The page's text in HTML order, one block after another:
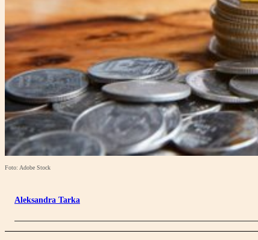
Foto: Adobe Stock
Aleksandra Tarka